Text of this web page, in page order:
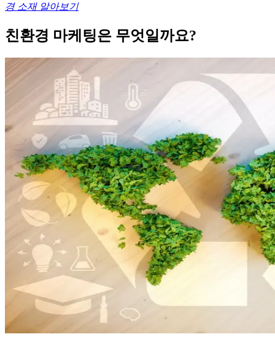
경 소재 알아보기
친환경 마케팅은 무엇일까요?